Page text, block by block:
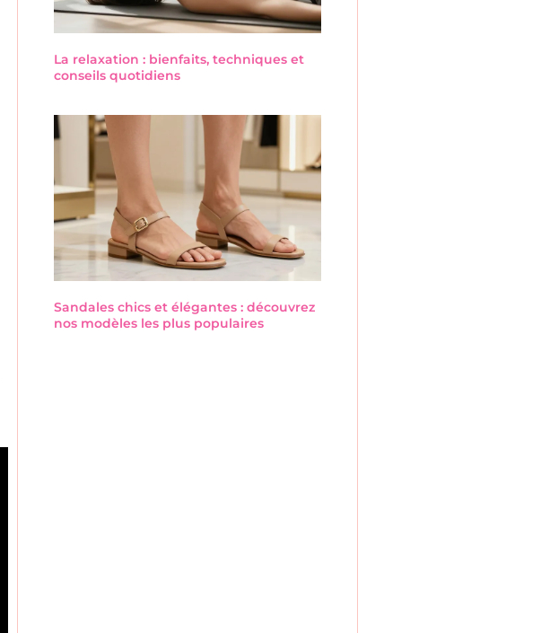
La relaxation : bienfaits, techniques et
conseils quotidiens
Sandales chics et élégantes : découvrez
nos modèles les plus populaires